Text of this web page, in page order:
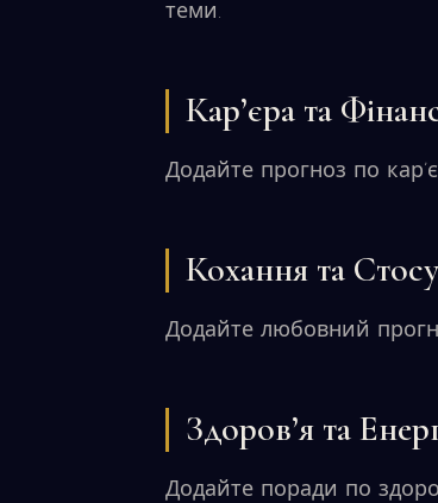
теми.
Кар’єра та
Додайте прогноз по
Кохання та
Додайте любовний
Здоров’я та
Додайте поради по